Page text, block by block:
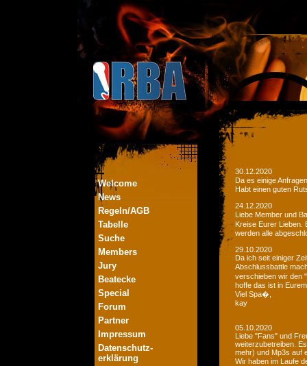
Welcome
News
Regeln/AGB
Tabelle
Suche
Members
Jury
Beatecke
Special
Forum
Partner
Impressum
Datenschutz-
erklärung
30.12.2020
Da es einige
Habt einen guten
24.12.2020
Liebe Member und
Kreise Eurer Lieben.
werden alle
29.10.2020
Da ich seit einiger
Abschlussbattle
verschieben wir den
hoffe das ist in
Viel Spa�,
kay
05.10.2020
Liebe "Fans" und
weiterzubetreiben.
mehr) und Mp3s auf
Wir haben im Laufe